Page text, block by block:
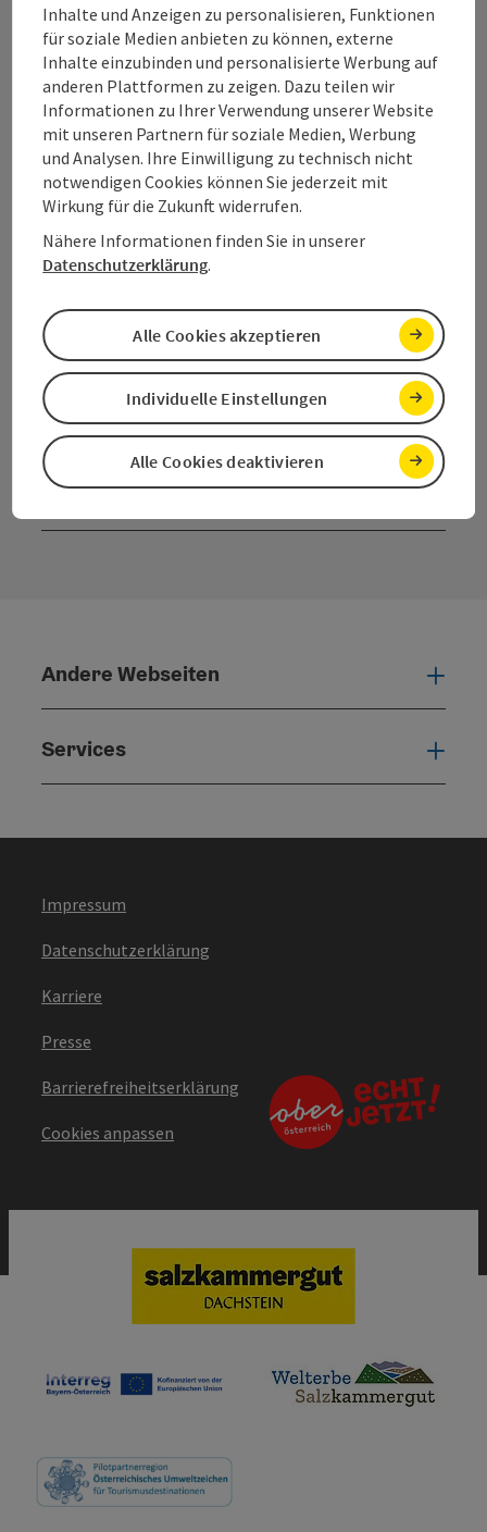
Salzkammergut Tourismus - Destination
Dachstein
Kirchengasse 4
4822 Bad Goisern am Hallstättersee
dachstein@salzkammergut.at
LinkedInInstagramFacebookPinterestYouTube
Kontaktformular
Andere Webseiten
Services
Impressum
Datenschutzerklärung
Karriere
Presse
Barrierefreiheitserklärung
Cookies anpassen
Inhalte und Anzeigen zu personalisieren, Funktionen
für soziale Medien anbieten zu können, externe
Inhalte einzubinden und personalisierte Werbung auf
anderen Plattformen zu zeigen. Dazu teilen wir
Informationen zu Ihrer Verwendung unserer Website
mit unseren Partnern für soziale Medien, Werbung
und Analysen. Ihre Einwilligung zu technisch nicht
notwendigen Cookies können Sie jederzeit mit
Wirkung für die Zukunft widerrufen.
Nähere Informationen finden Sie in unserer
Datenschutzerklärung.
Alle Cookies deaktivieren
Individuelle Einstellungen
Alle Cookies akzeptieren